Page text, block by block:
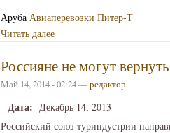
Аруба Авиаперевозки Питер-Т
Читать далее
Россияне не могут
Май 14, 2014 - 02:24 —редактор
Дата: Декабрь 14, 2013
Российский союз туриндустрии